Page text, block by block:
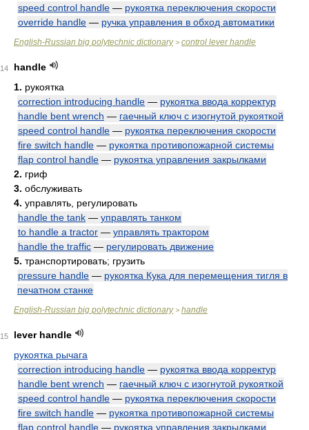
speed control handle — рукоятка переключения скорости
override handle — ручка управления в обход автоматики
English-Russian big polytechnic dictionary> control lever handle
14
handle
1. рукоятка
correction introducing handle — рукоятка ввода корректур
handle bent wrench — гаечный ключ с изогнутой рукояткой
speed control handle — рукоятка переключения скорости
fire switch handle — рукоятка противопожарной системы
flap control handle — рукоятка управления закрылками
2. гриф
3. обслуживать
4. управлять, регулировать
handle the tank — управлять танком
to handle a tractor — управлять трактором
handle the traffic — регулировать движение
5. транспортировать; грузить
pressure handle — рукоятка Кука для перемещения тигля в
печатном станке
English-Russian big polytechnic dictionary> handle
15
lever handle
рукоятка рычага
correction introducing handle — рукоятка ввода корректур
handle bent wrench — гаечный ключ с изогнутой рукояткой
speed control handle — рукоятка переключения скорости
fire switch handle — рукоятка противопожарной системы
flap control handle — рукоятка управления закрылками